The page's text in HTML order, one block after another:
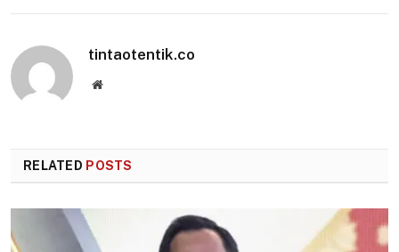
tintaotentik.co
Website
RELATED POSTS